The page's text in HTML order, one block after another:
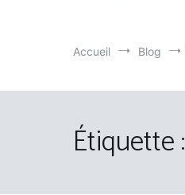
Accueil Blog
Étiquette :